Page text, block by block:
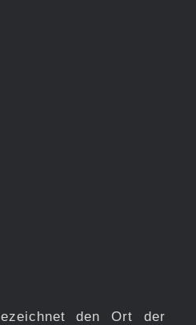
den Ort der